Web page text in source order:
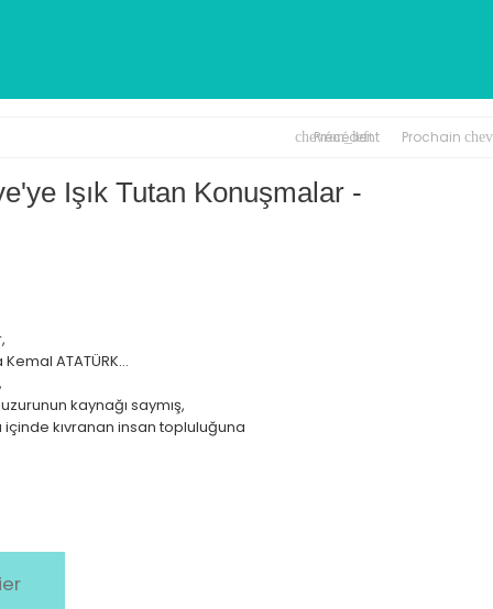
chevron_left
Précédent Prochain
Işık Tutan Konuşmalar -
ATATÜRK...
kaynağı saymış,
içinde kıvranan insan topluluğuna